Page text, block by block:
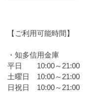
【ご利用可能時間】
・知多信用金庫
平日 10:00～21:00
土曜日 10:00～21:00
日祝日 10:00～21:00